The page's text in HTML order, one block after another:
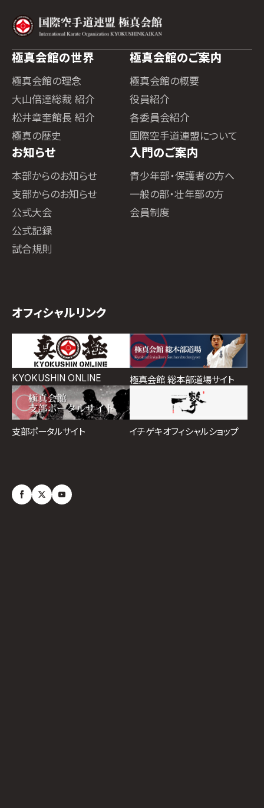
極真会館の世界
極真会館の理念
大山倍達総裁 紹介
松井章奎館長 紹介
極真の歴史
極真会館のご案内
極真会館の概要
役員紹介
各委員会紹介
国際空手道連盟について
お知らせ
本部からのお知らせ
支部からのお知らせ
公式大会
公式記録
試合規則
入門のご案内
青少年部・保護者の方へ
一般の部・壮年部の方
会員制度
オフィシャルリンク
KYOKUSHIN ONLINE 極真会館 総本部道場サイト
支部ポータルサイト イチゲキオフィシャルショップ